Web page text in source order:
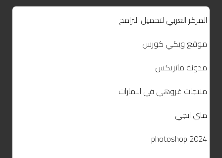
المركز العربي لتحميل البرامج
موقع ويكي كورس
مدونة ماتريكس
منتجات غروهي في الامارات
ماي ايجي
photoshop 2024